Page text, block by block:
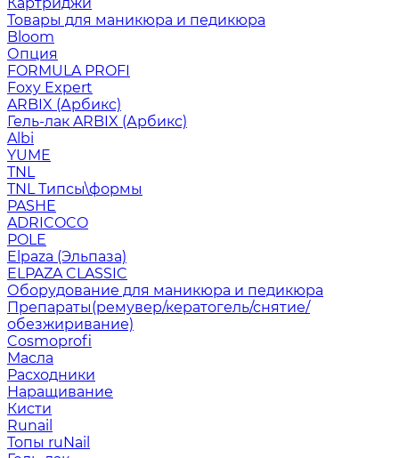
Товары для маникюра и педикюра
Bloom
Опция
FORMULA PROFI
Foxy Expert
ARBIX (Арбикс)
Гель-лак ARBIX (Арбикс)
Albi
YUME
TNL
TNL Типсы\формы
PASHE
ADRICOCO
POLE
Elpaza (Эльпаза)
ELPAZA CLASSIC
Оборудование для маникюра и педикюра
Препараты(ремувер/кератогель/снятие/
обезжиривание)
Cosmoprofi
Масла
Расходники
Наращивание
Кисти
Runail
Топы ruNail